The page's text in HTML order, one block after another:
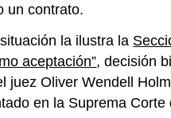
un contrato.
la ilustra la
aceptación”, decisión
juez Oliver Wendell
en la Suprema Corte